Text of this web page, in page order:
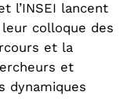
l’INSEI lancent
colloque des
et la
et
dynamiques